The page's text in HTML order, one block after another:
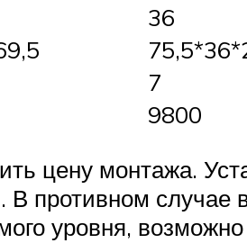
36
7
9800
цену монтажа.
противном случае
уровня,